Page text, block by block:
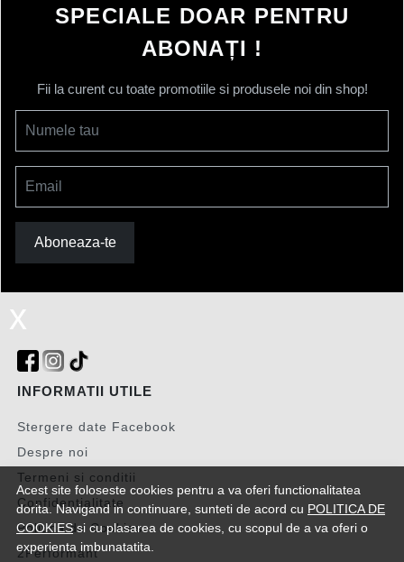
x
Acest site foloseste cookies pentru a va oferi functionalitatea
dorita. Navigand in continuare, sunteti de acord cu POLITICA DE
COOKIESsi cu plasarea de cookies, cu scopul de a va oferi o
experienta imbunatatita.
SPECIALE DOAR PENTRU
ABONAȚI !
Fii la curent cu toate promotiile si produsele noi din shop!
Numele tau
Email
Aboneaza-te
INFORMATII UTILE
Stergere date Facebook
Despre noi
Termeni si conditii
Confidentialitate
Politica de Cookies
2Performant